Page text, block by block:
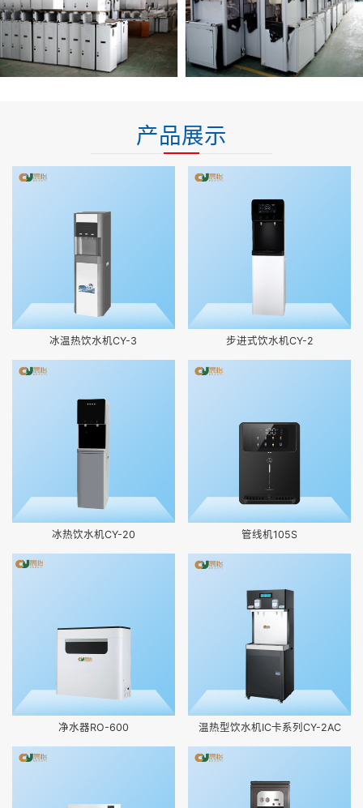
产品展示
冰温热饮水机CY-3 步进式饮水机CY-2
冰热饮水机CY-20 管线机105S
净水器RO-600 温热型饮水机IC卡系列CY-2AC